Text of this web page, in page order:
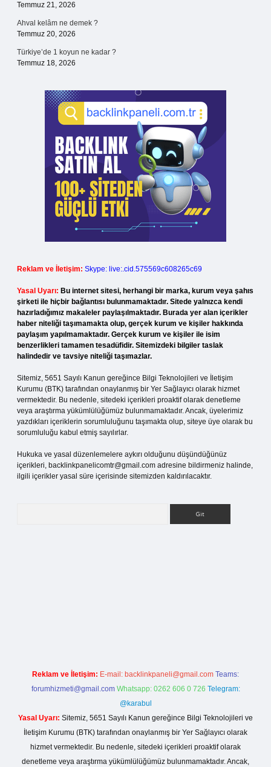
Temmuz 21, 2026
Ahval kelâm ne demek ?
Temmuz 20, 2026
Türkiye’de 1 koyun ne kadar ?
Temmuz 18, 2026
Reklam ve İletişim: Skype: live:.cid.575569c608265c69
Yasal Uyarı: Bu internet sitesi, herhangi bir marka, kurum veya şahıs
şirketi ile hiçbir bağlantısı bulunmamaktadır. Sitede yalnızca kendi
hazırladığımız makaleler paylaşılmaktadır. Burada yer alan içerikler
haber niteliği taşımamakta olup, gerçek kurum ve kişiler hakkında
paylaşım yapılmamaktadır. Gerçek kurum ve kişiler ile isim
benzerlikleri tamamen tesadüfidir. Sitemizdeki bilgiler taslak
halindedir ve tavsiye niteliği taşımazlar.
Sitemiz, 5651 Sayılı Kanun gereğince Bilgi Teknolojileri ve İletişim
Kurumu (BTK) tarafından onaylanmış bir Yer Sağlayıcı olarak hizmet
vermektedir. Bu nedenle, sitedeki içerikleri proaktif olarak denetleme
veya araştırma yükümlülüğümüz bulunmamaktadır. Ancak, üyelerimiz
yazdıkları içeriklerin sorumluluğunu taşımakta olup, siteye üye olarak bu
sorumluluğu kabul etmiş sayılırlar.
Hukuka ve yasal düzenlemelere aykırı olduğunu düşündüğünüz
içerikleri, backlinkpanelicomtr@gmail.com adresine bildirmeniz halinde,
ilgili içerikler yasal süre içerisinde sitemizden kaldırılacaktır.
Reklam ve İletişim: E-mail: backlinkpaneli@gmail.com Teams:
forumhizmeti@gmail.com Whatsapp: 0262 606 0 726 Telegram:
@karabul
Yasal Uyarı: Sitemiz, 5651 Sayılı Kanun gereğince Bilgi Teknolojileri ve
İletişim Kurumu (BTK) tarafından onaylanmış bir Yer Sağlayıcı olarak
hizmet vermektedir. Bu nedenle, sitedeki içerikleri proaktif olarak
denetleme veya araştırma yükümlülüğümüz bulunmamaktadır. Ancak,